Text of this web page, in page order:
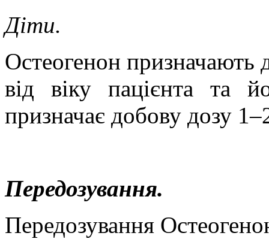
Діти.
Остеогенон призначають
від віку пацієнта та
призначає добову дозу
Передозування.
Передозування